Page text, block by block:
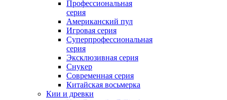
Профессиональная
серия
Американский пул
Игровая серия
Суперпрофессиональная
серия
Эксклюзивная серия
Снукер
Современная серия
Китайская восьмерка
Кии и древки